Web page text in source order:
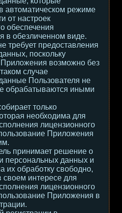
автоматическом режиме
от настроек
обеспечения
в обезличенном виде.
требует предоставления
поскольку
Приложения возможно без
случае
Пользователя не
обрабатываются иными
только
необходима для
лицензионного
Приложения
принимает решение о
персональных данных и
их обработку свободно,
своем интересе для
лицензионного
Приложения в